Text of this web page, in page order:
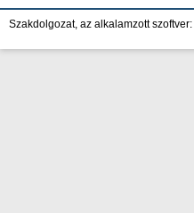
Szakdolgozat, az alkalamzott szoftver: